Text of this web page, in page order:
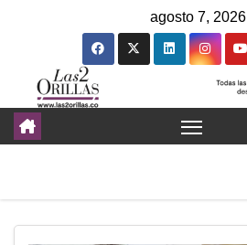
agosto 7, 2026